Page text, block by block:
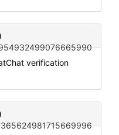
verification